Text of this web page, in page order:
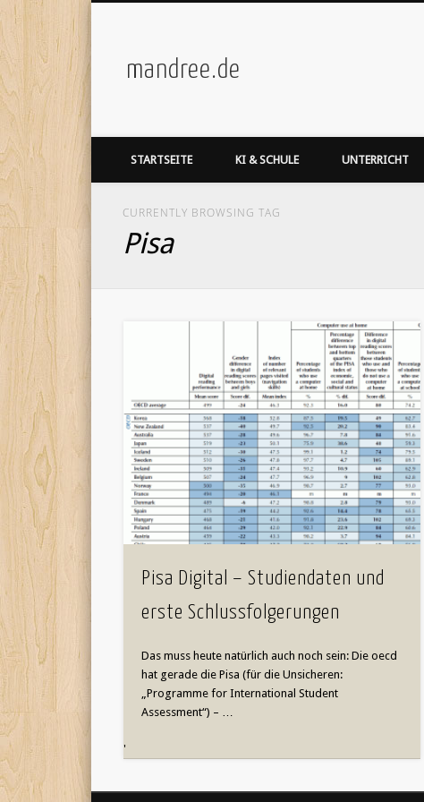
mandree.de
STARTSEITE KI & SCHULE UNTERRICHT
CURRENTLY BROWSING TAG
Pisa
Pisa Digital – Studiendaten und
erste Schlussfolgerungen
Das muss heute natürlich auch noch sein: Die oecd
hat gerade die Pisa (für die Unsicheren:
„Programme for International Student
Assessment“) – …
'